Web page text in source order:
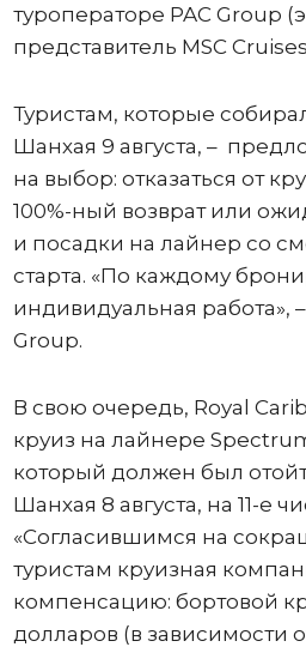
туроператоре PAC Group
представитель MSC
Туристам, которые
Шанхая 9 августа, –
на выбор: отказаться от
100%-ный возврат или
и посадки на лайнер со
старта. «По каждому
индивидуальная работа»,
Group.
В свою очередь, Royal
круиз на лайнере
который должен был
Шанхая 8 августа, на 11-е
«Согласившимся на
туристам круизная
компенсацию: бортовой
долларов (в зависимости